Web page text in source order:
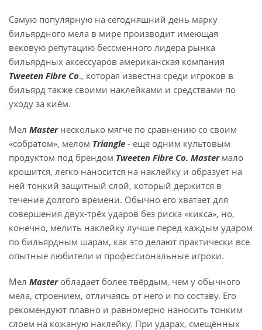
Самую популярную на сегодняшний день марку
бильярдного мела в мире производит имеющая
вековую репутацию бессменного лидера рынка
бильярдных аксессуаров американская компания
Tweeten Fibre Co., которая известна среди игроков в
бильярд также своими наклейками и средствами по
уходу за киём.
Мел Masterнесколько мягче по сравнению со своим
«собратом», мелом Triangle - еще одним культовым
продуктом под брендом Tweeten Fibre Co. Masterмало
крошится, легко наносится на наклейку и образует на
ней тонкий защитный слой, который держится в
течение долгого времени. Обычно его хватает для
совершения двух-трёх ударов без риска «кикса», но,
конечно, мелить наклейку лучше перед каждым ударом
по бильярдным шарам, как это делают практически все
опытные любители и профессиональные игроки.
Мел Masterобладает более твёрдым, чем у обычного
мела, строением, отличаясь от него и по составу. Его
рекомендуют плавно и равномерно наносить тонким
слоем на кожаную наклейку. При ударах, смещённых